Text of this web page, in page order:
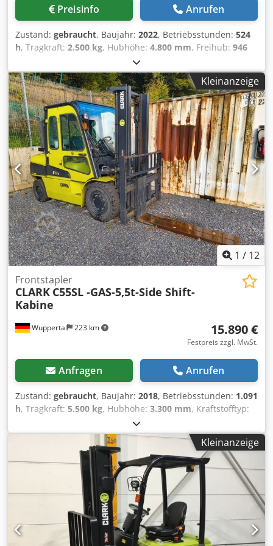
Aoyyd S Djpmock Heizung, Vollkabine, Vollfreihub,
Preisinfo Anrufen
Zustand: gebraucht, Baujahr: 2022, Betriebsstunden: 524
h, Tragkraft: 2.500 kg, Hubhöhe: 4.800 mm, Freihub: 946
, Masttyp:
mm, Gabellänge:1.220 mm, Antriebsart:Treibgas,
Treibgasstapler Masttyp: Triplex Getriebe:
Drehmomentwandler Bereifung vorne Typ: Superelastik
Bereifung hinten Typ: Superelastik Dedpfx Ajzhyzuepmsck
Ventile mit entsprechender Schlauchführung, angehängter
Seitenschieber, Rückfahralarm, Beleuchtungsanlage
ähnlich StVZO, gelbe Rundumleuchte, Frontscheibe mit
Wischer, und festem Dachteil neu lackiert in 05/2026
Kleinanzeige
1 / 12
Wuppertal 223 km
Frontstapler
CLARK C55SL -GAS-5,5t-Side Shift-
Kabine
15.890 €
Festpreis zzgl. MwSt.
Anfragen Anrufen
Zustand: gebraucht, Baujahr: 2018, Betriebsstunden: 1.091
h, Tragkraft: 5.500 kg, Hubhöhe: 3.300 mm, Kraftstofftyp:
Automatisch
NETTOPREIS * Treibgas Stapler Dcjdoxk T Ugjpfx Apmek *
Seitenschieber * Zinkenverstellung * Vollkabine * 3,3 m
Hubhöhe * Tragkraft: 5,5t * Leergewicht: 7,4t * deutsches
Fahrzeug WhatsApp: Irrtümer und Zwischenverkauf
vorbehalten !! Verkauf erfolgt unter Ausschluß jeglicher
Gewährleistungen!! - Mi goworim po Russki - We speak
english - Mówimy po polsku - ????? ????? - Hablamos
español
Kleinanzeige